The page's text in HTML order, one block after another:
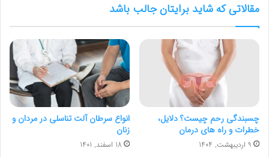
مقالاتی که شاید برایتان جالب باشد
چسبندگی رحم چیست؟ دلایل،
خطرات و راه های درمان
9 اردیبهشت, 1404
انواع سرطان آلت تناسلی در مردان و
زنان
18 اسفند, 1401